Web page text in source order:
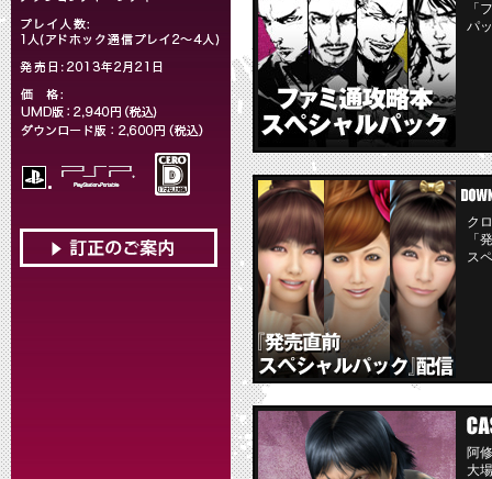
「
パ
ク
「
ス
阿
大